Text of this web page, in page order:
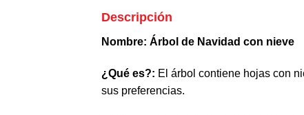
Descripción
Nombre: Árbol de Navidad con nieve
¿Qué es?: El árbol contiene hojas con
sus preferencias.